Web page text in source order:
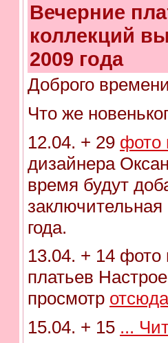
Вечерние
коллекций
2009 года
Доброго
Что же
12.04. + 29 фото
дизайнера
время будут
заключительная
года.
13.04. + 14 фото
платьев
просмотр отсюда
15.04. + 15 ...